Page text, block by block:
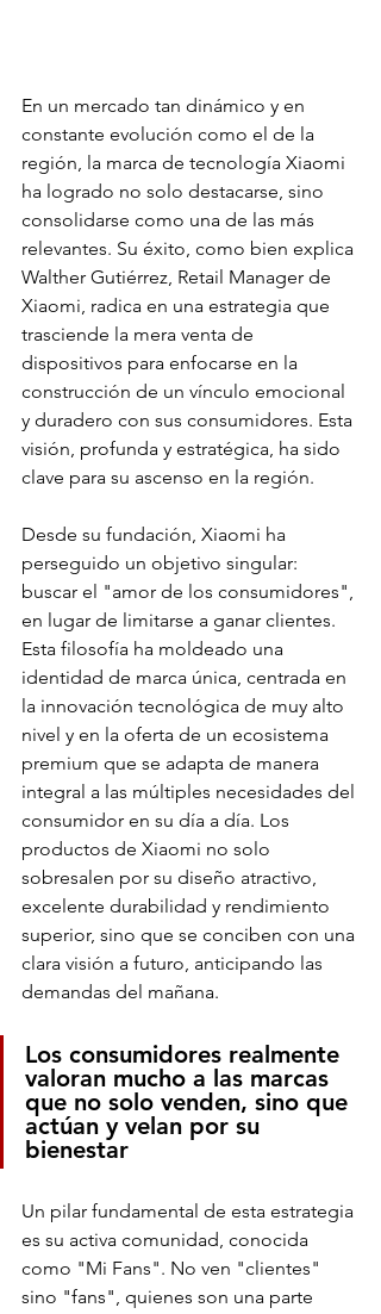
En un mercado tan dinámico y en
constante evolución como el de la
región, la marca de tecnología Xiaomi
ha logrado no solo destacarse, sino
consolidarse como una de las más
relevantes. Su éxito, como bien explica
Walther Gutiérrez, Retail Manager de
Xiaomi, radica en una estrategia que
trasciende la mera venta de
dispositivos para enfocarse en la
construcción de un vínculo emocional
y duradero con sus consumidores. Esta
visión, profunda y estratégica, ha sido
clave para su ascenso en la región.
Desde su fundación, Xiaomi ha
perseguido un objetivo singular:
buscar el "amor de los consumidores",
en lugar de limitarse a ganar clientes.
Esta filosofía ha moldeado una
identidad de marca única, centrada en
la innovación tecnológica de muy alto
nivel y en la oferta de un ecosistema
premium que se adapta de manera
integral a las múltiples necesidades del
consumidor en su día a día. Los
productos de Xiaomi no solo
sobresalen por su diseño atractivo,
excelente durabilidad y rendimiento
superior, sino que se conciben con una
clara visión a futuro, anticipando las
demandas del mañana.
Los consumidores realmente
valoran mucho a las marcas
que no solo venden, sino que
actúan y velan por su
bienestar
Un pilar fundamental de esta estrategia
es su activa comunidad, conocida
como "Mi Fans". No ven "clientes"
sino "fans", quienes son una parte